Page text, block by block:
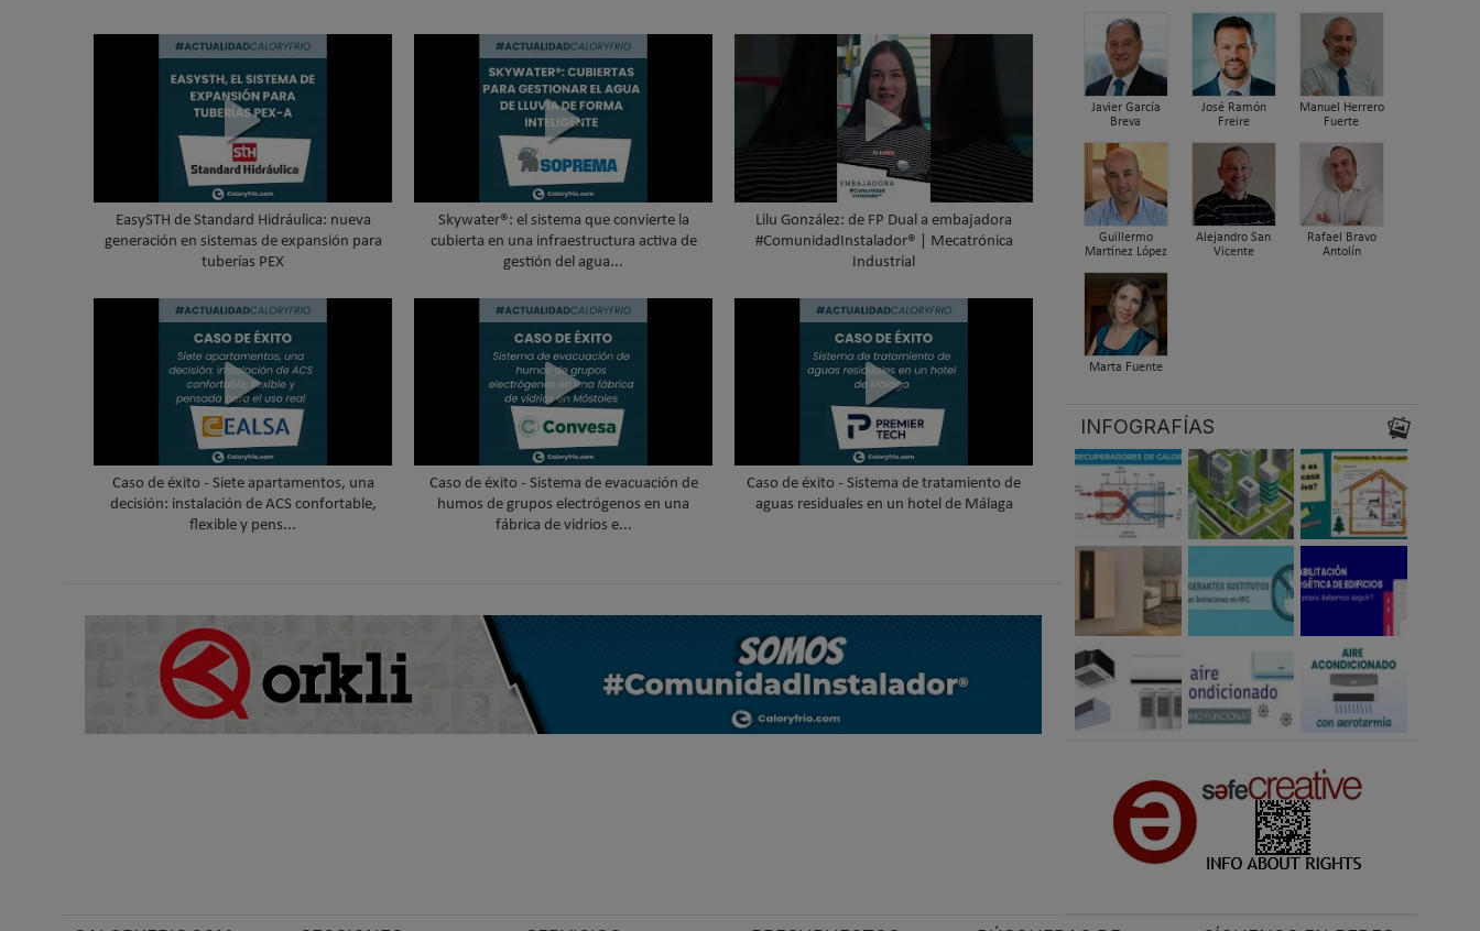
EasySTH de Standard Hidráulica: nueva
generación en sistemas de expansión para
tuberías PEX
Skywater®: el sistema que convierte la
cubierta en una infraestructura activa de
gestión del agua...
Lilu González: de FP Dual a embajadora
#ComunidadInstalador® | Mecatrónica
Industrial
Caso de éxito - Siete apartamentos, una
decisión: instalación de ACS confortable,
flexible y pens...
Caso de éxito - Sistema de evacuación de
humos de grupos electrógenos en una
fábrica de vidrios e...
Caso de éxito - Sistema de tratamiento de
aguas residuales en un hotel de Málaga
Javier García
Breva
José Ramón
Freire
Manuel Herrero
Fuerte
Guillermo
Martínez López
Alejandro San
Vicente
Rafael Bravo
Antolín
Marta Fuente
INFOGRAFÍAS